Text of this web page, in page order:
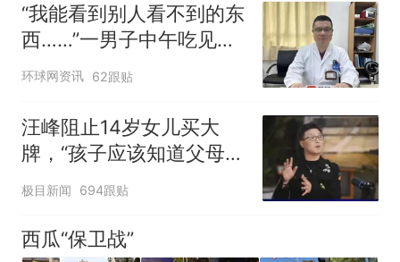
“我能看到别人看不到的东
西……”一男子中午吃见手
青没事，晚上再吃却出现
幻觉被紧急送医！
环球网资讯 62跟贴
汪峰阻止14岁女儿买大
牌，“孩子应该知道父母的
不易”，称自己买衣服80%
极目新闻 694跟贴
西瓜“保卫战”